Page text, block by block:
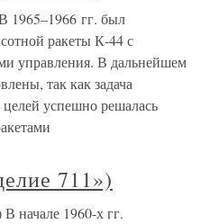
1965–1966 гг. был
ракеты К-44 с
управления. В дальнейшем
так как задача
успешно решалась
711»)
начале 1960-х гг.